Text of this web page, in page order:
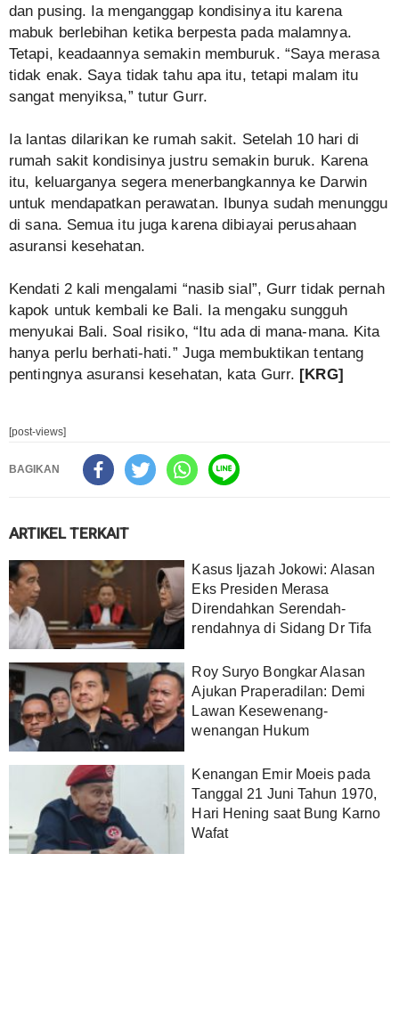
dan pusing. Ia menganggap kondisinya itu karena
mabuk berlebihan ketika berpesta pada malamnya.
Tetapi, keadaannya semakin memburuk. “Saya merasa
tidak enak. Saya tidak tahu apa itu, tetapi malam itu
sangat menyiksa,” tutur Gurr.
Ia lantas dilarikan ke rumah sakit. Setelah 10 hari di
rumah sakit kondisinya justru semakin buruk. Karena
itu, keluarganya segera menerbangkannya ke Darwin
untuk mendapatkan perawatan. Ibunya sudah menunggu
di sana. Semua itu juga karena dibiayai perusahaan
asuransi kesehatan.
Kendati 2 kali mengalami “nasib sial”, Gurr tidak pernah
kapok untuk kembali ke Bali. Ia mengaku sungguh
menyukai Bali. Soal risiko, “Itu ada di mana-mana. Kita
hanya perlu berhati-hati.” Juga membuktikan tentang
pentingnya asuransi kesehatan, kata Gurr. [KRG]
[post-views]
BAGIKAN
ARTIKEL TERKAIT
Kasus Ijazah Jokowi: Alasan
Eks Presiden Merasa
Direndahkan Serendah-
rendahnya di Sidang Dr Tifa
Roy Suryo Bongkar Alasan
Ajukan Praperadilan: Demi
Lawan Kesewenang-
wenangan Hukum
Kenangan Emir Moeis pada
Tanggal 21 Juni Tahun 1970,
Hari Hening saat Bung Karno
Wafat